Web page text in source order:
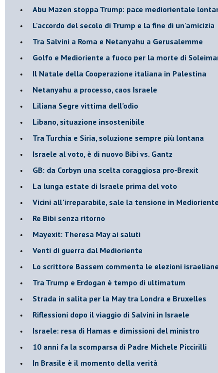
Abu Mazen stoppa Trump: pace mediorientale
L'accordo del secolo di Trump e la fine di un'amicizia
Tra Salvini a Roma e Netanyahu a Gerusalemme
Golfo e Medioriente a fuoco per la morte di
Il Natale della Cooperazione italiana in Palestina
Netanyahu a processo, caos Israele
Liliana Segre vittima dell'odio
Libano, situazione insostenibile
Tra Turchia e Siria, soluzione sempre più lontana
Israele al voto, è di nuovo Bibi vs. Gantz
GB: da Corbyn una scelta coraggiosa pro-Brexit
La lunga estate di Israele prima del voto
Vicini all’irreparabile, sale la tensione in
Re Bibi senza ritorno
Mayexit: Theresa May ai saluti
Venti di guerra dal Medioriente
Lo scrittore Bassem commenta le elezioni
Tra Trump e Erdogan è tempo di ultimatum
Strada in salita per la May tra Londra e Bruxelles
Riflessioni dopo il viaggio di Salvini in Israele
Israele: resa di Hamas e dimissioni del ministro
10 anni fa la scomparsa di Padre Michele Piccirilli
In Brasile è il momento della verità